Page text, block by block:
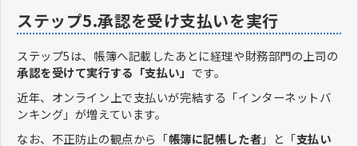
ステップ5.承認を受け支払いを実行
ステップ5は、帳簿へ記載したあとに経理や財務部門の上司の
承認を受けて実行する「支払い」 です。
近年、オンライン上で支払いが完結する「インターネットバ
ンキング」が増えています。
なお、不正防止の観点から「帳簿に記帳した者」と「支払い